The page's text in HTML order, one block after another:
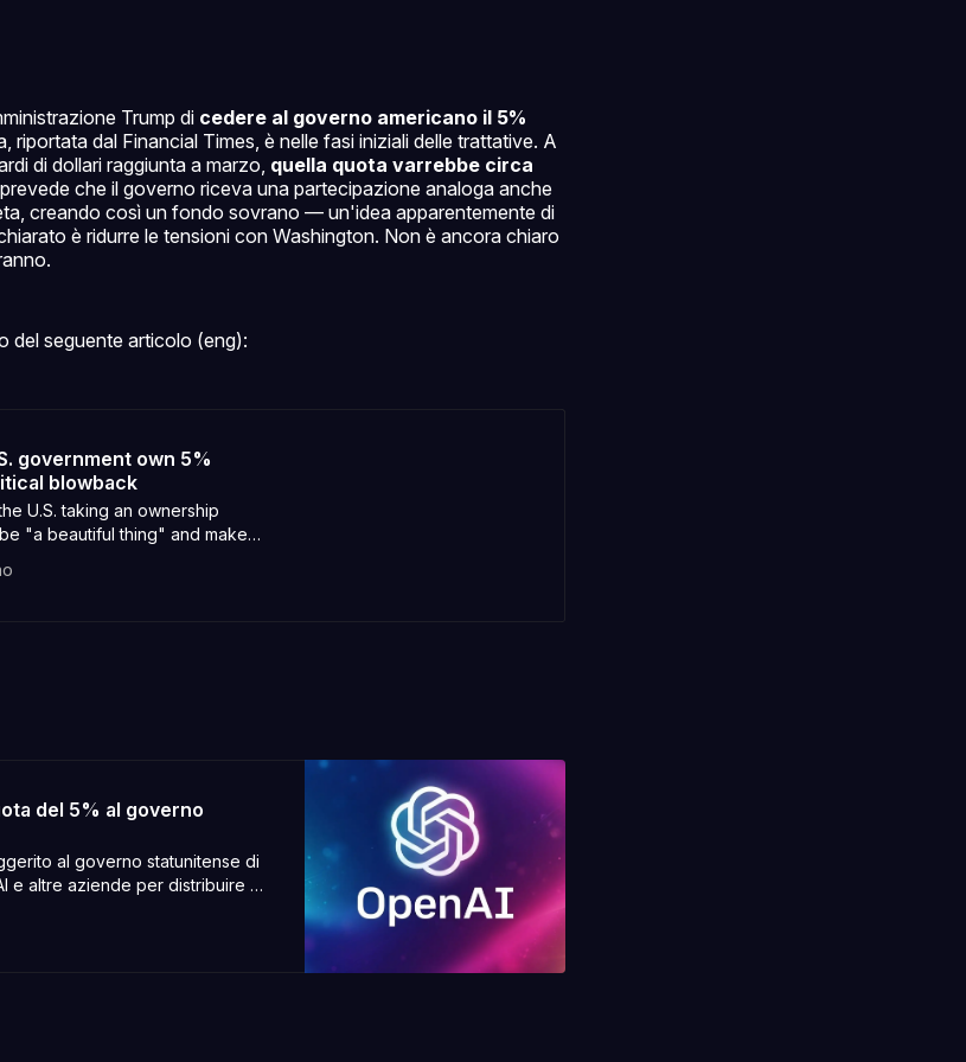
Trump di cedere al governo americano il 5%
riportata dal Financial Times, è nelle fasi iniziali delle trattative. A
di dollari raggiunta a marzo, quella quota varrebbe circa
che il governo riceva una partecipazione analoga anche
creando così un fondo sovrano — un'idea apparentemente di
è ridurre le tensioni con Washington. Non è ancora chiaro
del seguente articolo (eng):
government own 5%
blowback
U.S. taking an ownership
"a beautiful thing" and make
del 5% al governo
al governo statunitense di
e altre aziende per distribuire ai